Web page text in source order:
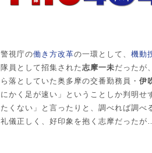
警視庁の働き方改革の一環として、 機動
隊員として招集された志摩一未だったが
ら落としていた奥多摩の交番勤務員・ 伊
にかく足が速い」ということしか判明せ
たくない」と言ったりと、調べれば調べ
礼儀正しく、好印象を抱く志摩だった